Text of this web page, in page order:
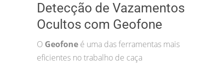
Detecção de Vazamentos
Ocultos com Geofone
O Geofone é uma das ferramentas mais
eficientes no trabalho de caça